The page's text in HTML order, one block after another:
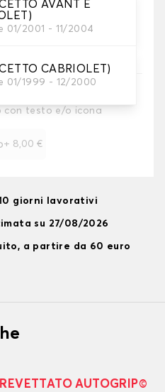
AVANT E
01/2001 - 11/2004
CABRIOLET)
01/1999 - 12/2000
Raccomandato
di rinforzo per il tallone al
per ottenere la massima
con testo e/o icona
+ 8,00 €
giorni lavorativi
su 27/08/2026
a partire da 60 euro
AUTOGRIP©